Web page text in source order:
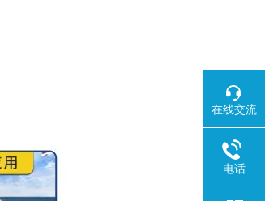
在线交流
电话